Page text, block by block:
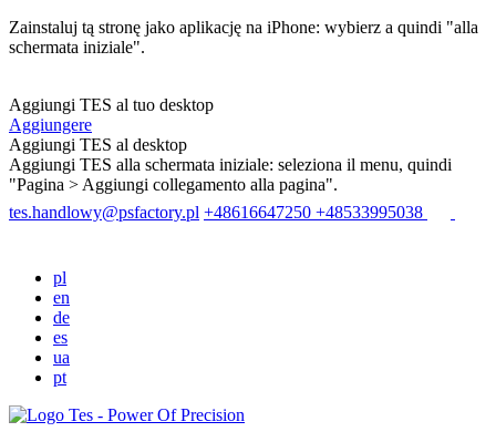
Zainstaluj tą stronę jako aplikację na iPhone: wybierz a quindi "alla
schermata iniziale".
Aggiungi TES al tuo desktop
Aggiungere
Aggiungi TES al desktop
Aggiungi TES alla schermata iniziale: seleziona il menu, quindi
"Pagina > Aggiungi collegamento alla pagina".
tes.handlowy@psfactory.pl +48616647250 +48533995038
pl
en
de
es
ua
pt